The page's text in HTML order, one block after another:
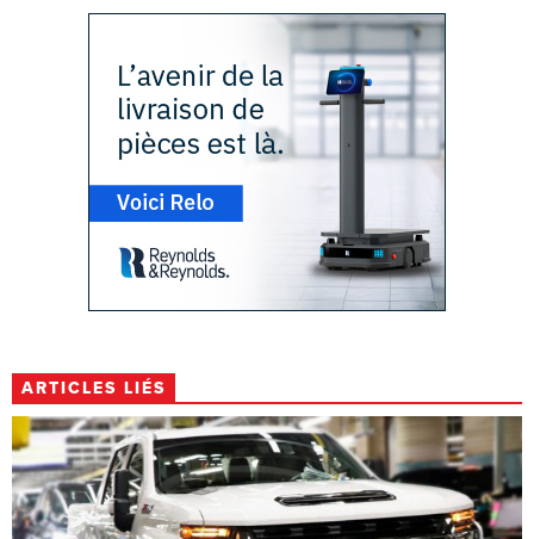
ARTICLES LIÉS